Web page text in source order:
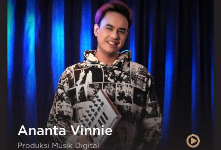
Ananta Vinnie
Produksi Musik Digital